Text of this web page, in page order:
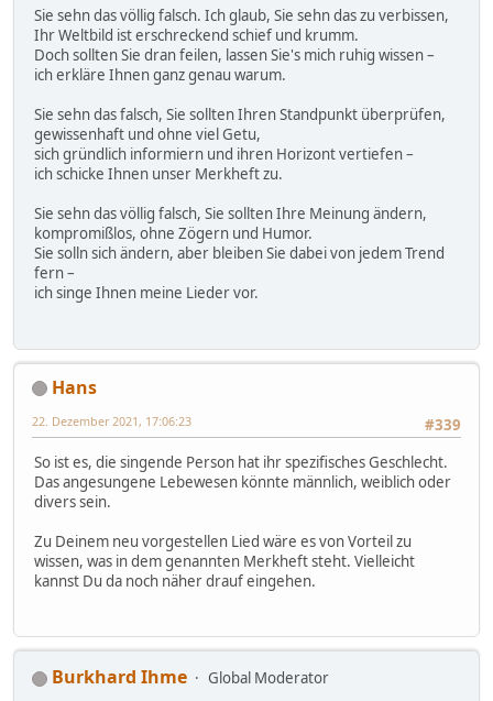
Sie sehn das völlig falsch. Ich glaub, Sie sehn das zu verbissen,
Ihr Weltbild ist erschreckend schief und krumm.
Doch sollten Sie dran feilen, lassen Sie's mich ruhig wissen –
ich erkläre Ihnen ganz genau warum.
Sie sehn das falsch, Sie sollten Ihren Standpunkt überprüfen,
gewissenhaft und ohne viel Getu,
sich gründlich informiern und ihren Horizont vertiefen –
ich schicke Ihnen unser Merkheft zu.
Sie sehn das völlig falsch, Sie sollten Ihre Meinung ändern,
kompromißlos, ohne Zögern und Humor.
Sie solln sich ändern, aber bleiben Sie dabei von jedem Trend
fern –
ich singe Ihnen meine Lieder vor.
Hans
#339
22. Dezember 2021, 17:06:23
So ist es, die singende Person hat ihr spezifisches Geschlecht.
Das angesungene Lebewesen könnte männlich, weiblich oder
divers sein.
Zu Deinem neu vorgestellen Lied wäre es von Vorteil zu
wissen, was in dem genannten Merkheft steht. Vielleicht
kannst Du da noch näher drauf eingehen.
Burkhard Ihme
Global Moderator